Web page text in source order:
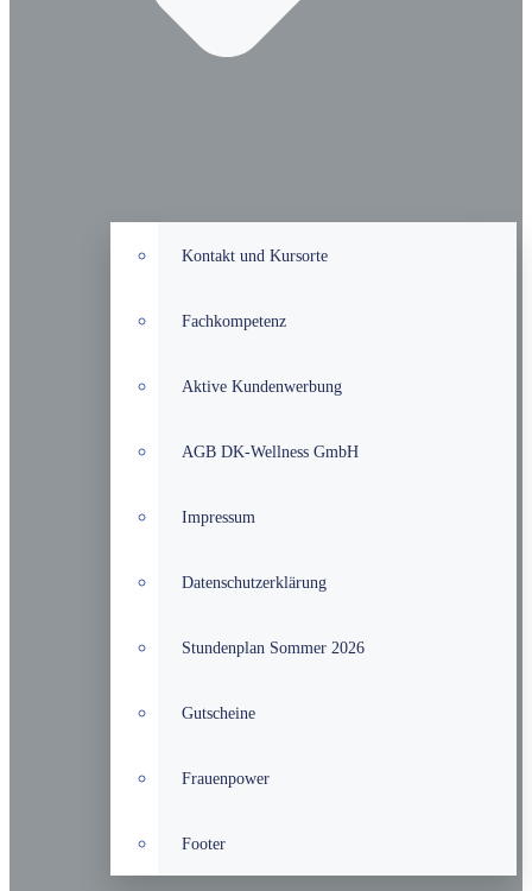
Kontakt und Kursorte
Fachkompetenz
Aktive Kundenwerbung
AGB DK-Wellness GmbH
Impressum
Datenschutzerklärung
Stundenplan Sommer 2026
Gutscheine
Frauenpower
Footer